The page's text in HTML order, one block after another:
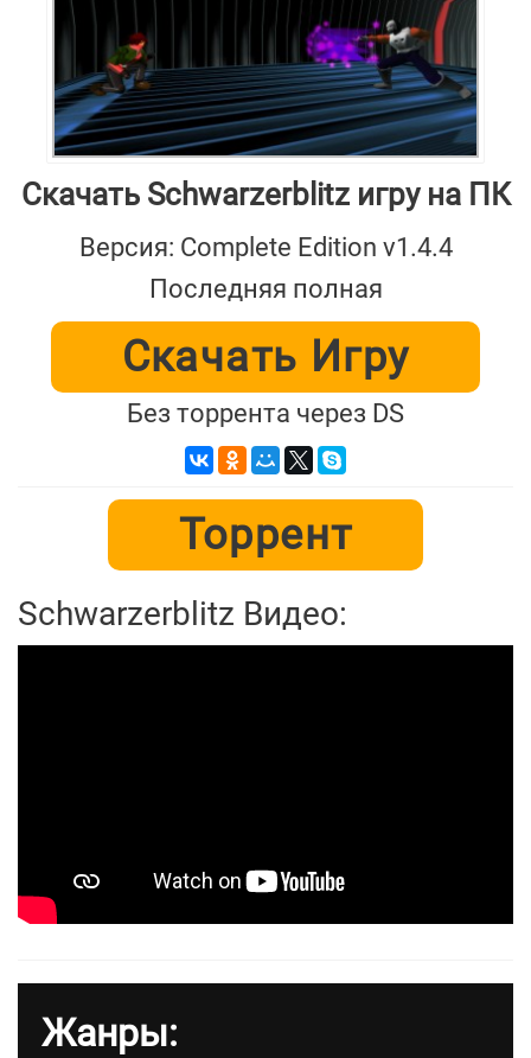
Скачать Schwarzerblitz игру на ПК
Версия: Complete Edition v1.4.4
Последняя полная
Скачать Игру
Без торрента через DS
Торрент
Schwarzerblitz Видео:
Жанры: